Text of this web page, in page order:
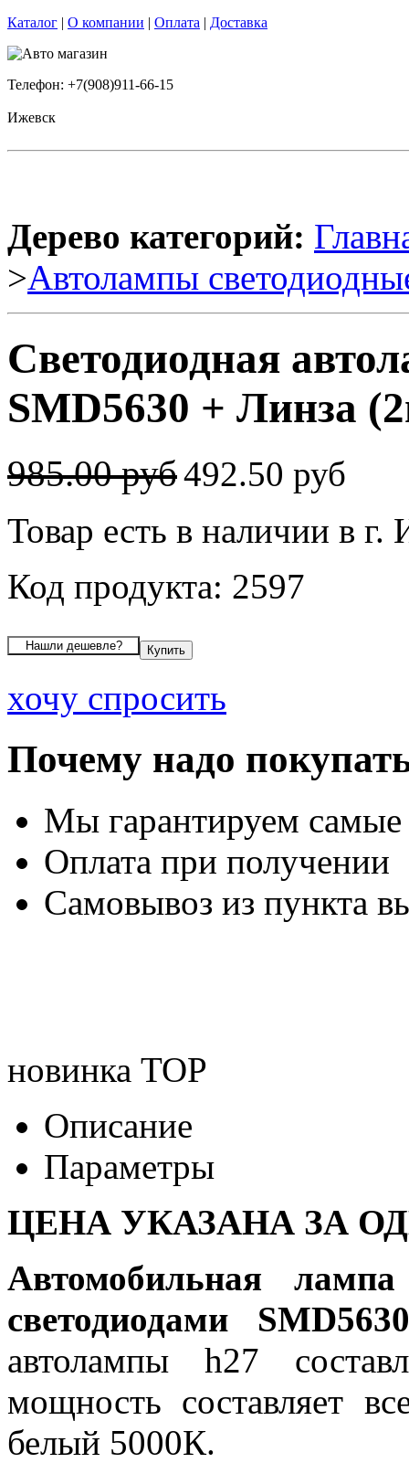
Каталог | О компании | Оплата | Доставка
Телефон: +7(908)911-66-15
Ижевск
Дерево категорий:
>Автолампы
Светодиодная
SMD5630 + Линза
985.00 руб492.50 руб
Товар есть в наличии в г.
Код продукта: 2597
хочу спросить
Почему надо
Мы гарантируем
Оплата при получении
Самовывоз из пункта
новинка TOP
Описание
Параметры
ЦЕНА УКАЗАНА ЗА
Автомобильная
светодиодами
автолампы h27
мощность составляет
белый 5000К.